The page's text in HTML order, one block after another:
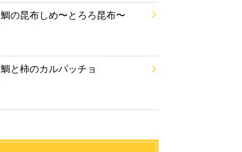
鯛の昆布しめ〜とろろ昆布〜
鯛と柿のカルパッチョ